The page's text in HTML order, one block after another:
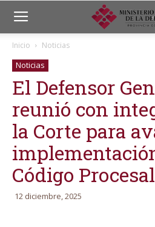
Inicio Noticias
Noticias
El Defensor
reunió con
la Corte para
Código
12 diciembre, 2025